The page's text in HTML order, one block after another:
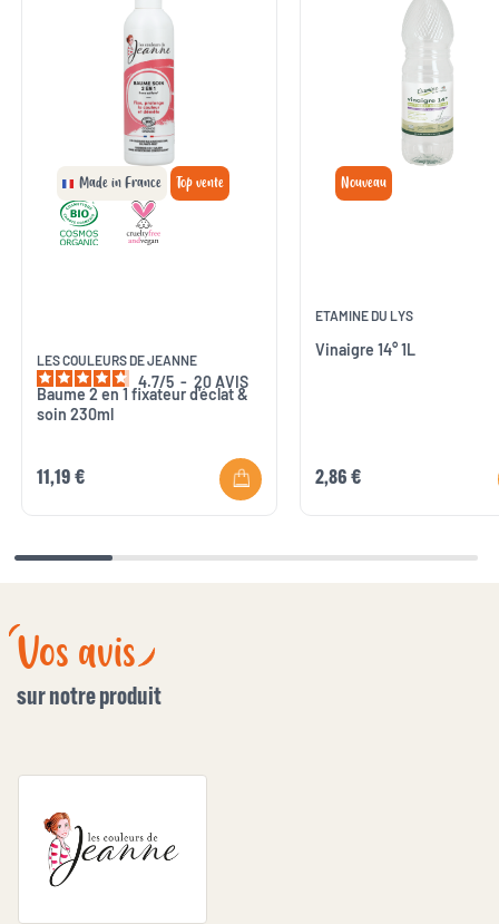
Made in France Top vente
LES COULEURS DE JEANNE
4.7/5 - 20AVIS
Baume 2 en 1 fixateur d'éclat &
soin 230ml
11,19 €
Nouveau
ETAMINE DU LYS
Vinaigre 14° 1L
2,86 €
Vos avis
sur notre produit